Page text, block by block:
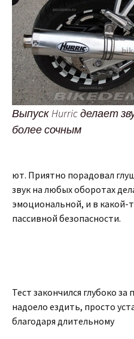
Выпуск Hurric делает
более сочным
ют. Приятно порадовал
звук на любых оборотах
эмоциональной, и в какой-
пассивной безопасности.
Тест закончился глубоко
надоело ездить, просто
благодаря длительному